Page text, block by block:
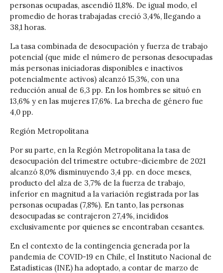
personas ocupadas, ascendió 11,8%. De igual modo, el
promedio de horas trabajadas creció 3,4%, llegando a
38,1 horas.
La tasa combinada de desocupación y fuerza de trabajo
potencial (que mide el número de personas desocupadas
más personas iniciadoras disponibles e inactivos
potencialmente activos) alcanzó 15,3%, con una
reducción anual de 6,3 pp. En los hombres se situó en
13,6% y en las mujeres 17,6%. La brecha de género fue
4,0 pp.
Región Metropolitana
Por su parte, en la Región Metropolitana la tasa de
desocupación del trimestre octubre-diciembre de 2021
alcanzó 8,0% disminuyendo 3,4 pp. en doce meses,
producto del alza de 3,7% de la fuerza de trabajo,
inferior en magnitud a la variación registrada por las
personas ocupadas (7,8%). En tanto, las personas
desocupadas se contrajeron 27,4%, incididos
exclusivamente por quienes se encontraban cesantes.
En el contexto de la contingencia generada por la
pandemia de COVID-19 en Chile, el Instituto Nacional de
Estadísticas (INE) ha adoptado, a contar de marzo de